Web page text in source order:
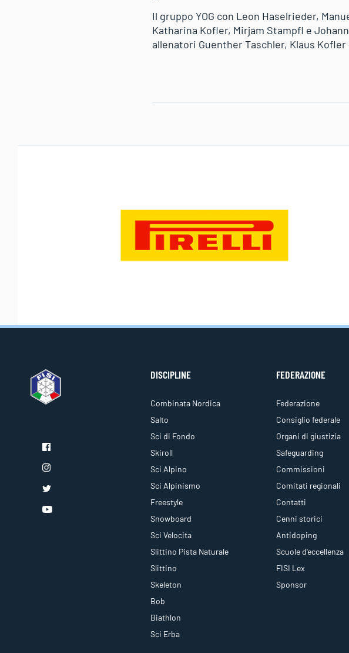
Il gruppo YOG con Leon Haselrieder,
Katharina Kofler, Mirjam Stampfl e
allenatori Guenther Taschler, Klaus
DISCIPLINE
Combinata Nordica
Salto
Sci di Fondo
Skiroll
Sci Alpino
Sci Alpinismo
Freestyle
Snowboard
Sci Velocita
Slittino Pista Naturale
Slittino
Skeleton
Bob
Biathlon
Sci Erba
FEDERAZIONE
Federazione
Consiglio federale
Organi di giustizia
Safeguarding
Commissioni
Comitati regionali
Contatti
Cenni storici
Antidoping
Scuole d'eccellenza
FISI Lex
Sponsor